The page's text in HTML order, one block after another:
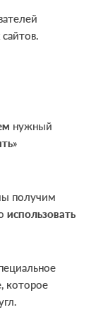
нужный
»
получим
использовать
которое